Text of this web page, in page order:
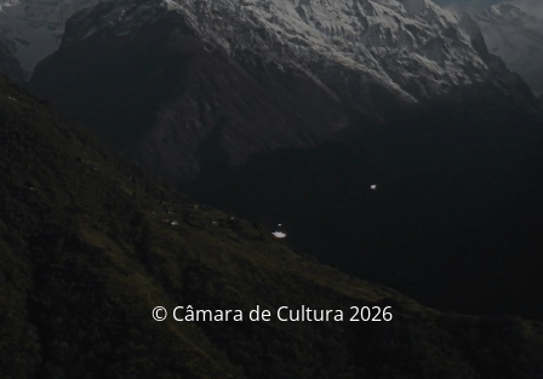
© Câmara de Cultura 2026